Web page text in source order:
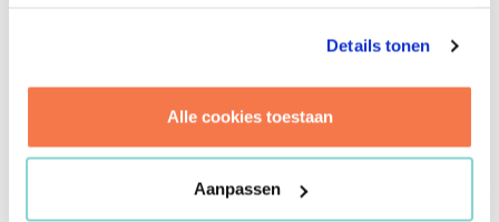
Details tonen
Alle cookies toestaan
Aanpassen
brengen, verwacht het CRa ook voor ander
kunnen doen.
Als antwoord op de vraag van het CRa heeft Brink
een praktisch raamwerk opgesteld waarin het
begrip maatschappelijke waarde in acht